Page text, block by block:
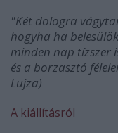
"Két dologra
hogyha ha
minden nap tízszer
és a borzasztó
Lujza)
A kiállításról